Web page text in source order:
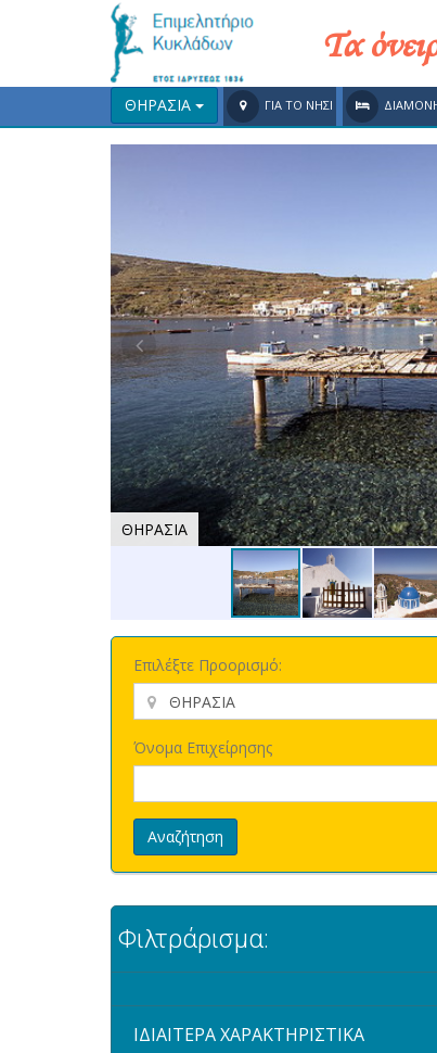
Τα
ΘΗΡΑΣΙΑ ΓΙΑ ΤΟ ΝΗΣΙ
ΘΗΡΑΣΙΑ
Επιλέξτε Προορισμό:
Όνομα Επιχείρησης
Αναζήτηση
Φιλτράρισμα:
ΙΔΙΑΙΤΕΡΑ ΧΑΡΑΚΤΗΡΙΣΤΙΚΑ